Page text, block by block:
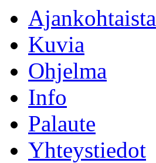
Ajankohtaista
Kuvia
Ohjelma
Info
Palaute
Yhteystiedot